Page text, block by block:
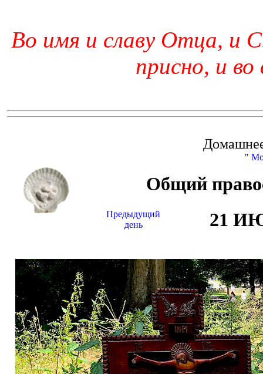
Во имя и славу Отца, и
присно, и во
"
Общий
Предыдущий
день
21